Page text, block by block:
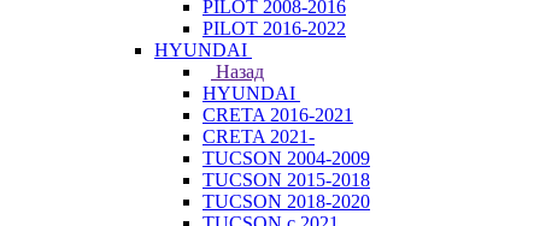
PILOT 2008-2016
PILOT 2016-2022
HYUNDAI
Назад
HYUNDAI
CRETA 2016-2021
CRETA 2021-
TUCSON 2004-2009
TUCSON 2015-2018
TUCSON 2018-2020